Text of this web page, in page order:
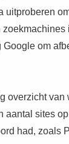
uitproberen
om
overzicht
aantal sites
had, zoals